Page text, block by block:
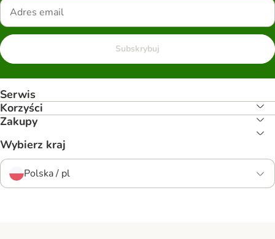
Subskrybuj
Serwis
Korzyści
Zakupy
Wybierz kraj
Polska / pl